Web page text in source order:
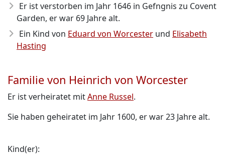
Er ist verstorben im Jahr 1646 in Gefngnis zu Covent
Garden, er war 69 Jahre alt.
Ein Kind von Eduard von Worcester und Elisabeth
Hasting
Familie von Heinrich von Worcester
Er ist verheiratet mitAnne Russel.
Sie haben geheiratet im Jahr 1600, er war 23 Jahre alt.
Kind(er):